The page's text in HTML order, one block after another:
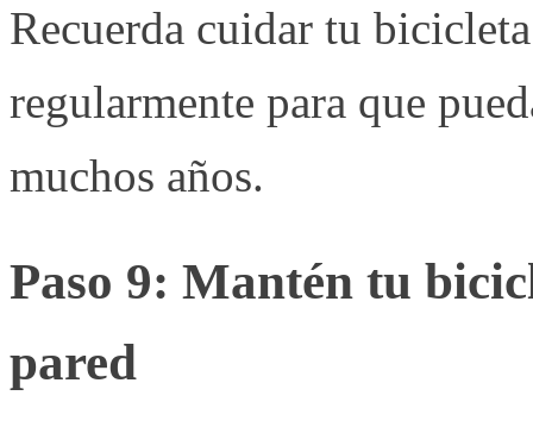
Recuerda cuidar tu
regularmente para que
muchos años.
Paso 9: Mantén tu
pared